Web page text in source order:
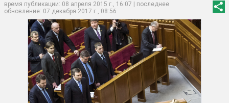
время публикации: 08 апреля 2015 г., 16:07 | последнее
обновление: 07 декабря 2017 г., 08:56